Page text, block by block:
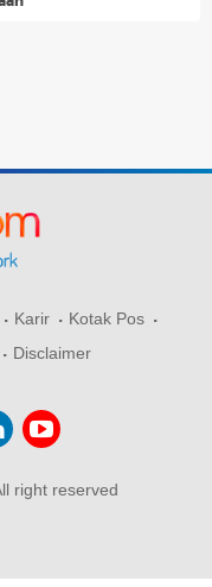
Karir
Kotak Pos
Disclaimer
right reserved